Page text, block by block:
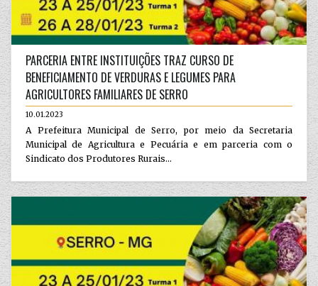
PARCERIA ENTRE INSTITUIÇÕES TRAZ CURSO DE
BENEFICIAMENTO DE VERDURAS E LEGUMES PARA
AGRICULTORES FAMILIARES DE SERRO
10.01.2023
A Prefeitura Municipal de Serro, por meio da Secretaria
Municipal de Agricultura e Pecuária e em parceria com o
Sindicato dos Produtores Rurais...